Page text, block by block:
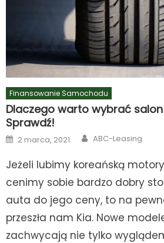
Finansowanie Samochodu
Dlaczego warto wybrać salon
Sprawdź!
Posted
on
2 marca, 2021 Author
ABC-Leasing
Jeżeli lubimy koreańską
cenimy sobie bardzo dobry
auta do jego ceny, to na
przeszła nam Kia. Nowe
zachwycają nie tylko